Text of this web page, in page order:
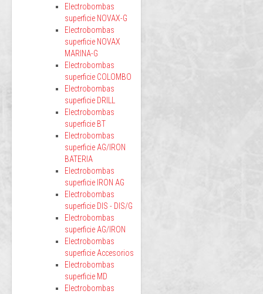
Electrobombas
superficie NOVAX-G
Electrobombas
superficie NOVAX
MARINA-G
Electrobombas
superficie COLOMBO
Electrobombas
superficie DRILL
Electrobombas
superficie BT
Electrobombas
superficie AG/IRON
BATERIA
Electrobombas
superficie IRON AG
Electrobombas
superficie DIS - DIS/G
Electrobombas
superficie AG/IRON
Electrobombas
superficie Accesorios
Electrobombas
superficie MD
Electrobombas